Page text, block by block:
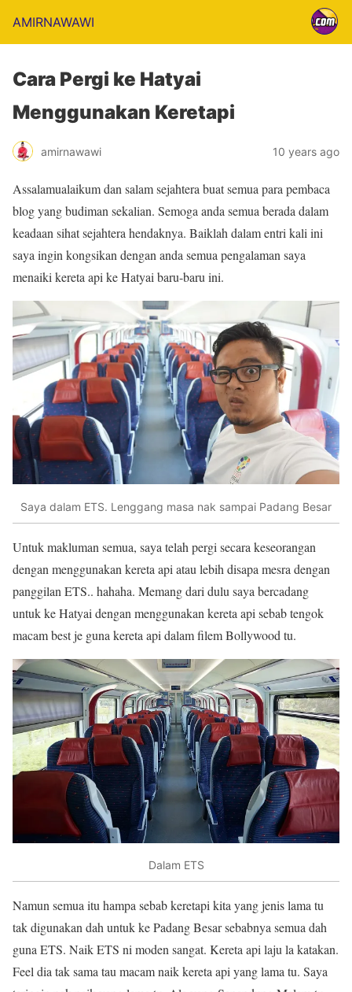
AMIRNAWAWI
Cara Pergi ke Hatyai
Menggunakan Keretapi
amirnawawi 10 years ago
Assalamualaikum dan salam sejahtera buat semua para pembaca
blog yang budiman sekalian. Semoga anda semua berada dalam
keadaan sihat sejahtera hendaknya. Baiklah dalam entri kali ini
saya ingin kongsikan dengan anda semua pengalaman saya
menaiki kereta api ke Hatyai baru-baru ini.
Saya dalam ETS. Lenggang masa nak sampai Padang Besar
Untuk makluman semua, saya telah pergi secara keseorangan
dengan menggunakan kereta api atau lebih disapa mesra dengan
panggilan ETS.. hahaha. Memang dari dulu saya bercadang
untuk ke Hatyai dengan menggunakan kereta api sebab tengok
macam best je guna kereta api dalam filem Bollywood tu.
Dalam ETS
Namun semua itu hampa sebab keretapi kita yang jenis lama tu
tak digunakan dah untuk ke Padang Besar sebabnya semua dah
guna ETS. Naik ETS ni moden sangat. Kereta api laju la katakan.
Feel dia tak sama tau macam naik kereta api yang lama tu. Saya